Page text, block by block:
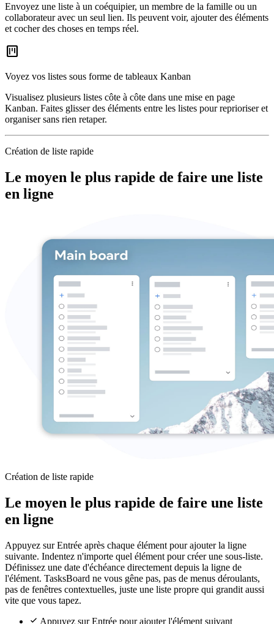
Envoyez une liste à un coéquipier, un membre de la famille ou un
collaborateur avec un seul lien. Ils peuvent voir, ajouter des éléments
et cocher des choses en temps réel.
view_kanban
Voyez vos listes sous forme de tableaux Kanban
Visualisez plusieurs listes côte à côte dans une mise en page
Kanban. Faites glisser des éléments entre les listes pour reprioriser et
organiser sans rien retaper.
Création de liste rapide
Le moyen le plus rapide de faire une liste
en ligne
Création de liste rapide
Le moyen le plus rapide de faire une liste
en ligne
Appuyez sur Entrée après chaque élément pour ajouter la ligne
suivante. Indentez n'importe quel élément pour créer une sous-liste.
Définissez une date d'échéance directement depuis la ligne de
l'élément. TasksBoard ne vous gêne pas, pas de menus déroulants,
pas de fenêtres contextuelles, juste une liste propre qui grandit aussi
vite que vous tapez.
Appuyez sur Entrée pour ajouter l'élément suivant